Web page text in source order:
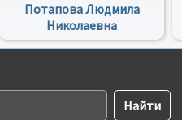
Потапова Людмила
Николаевна